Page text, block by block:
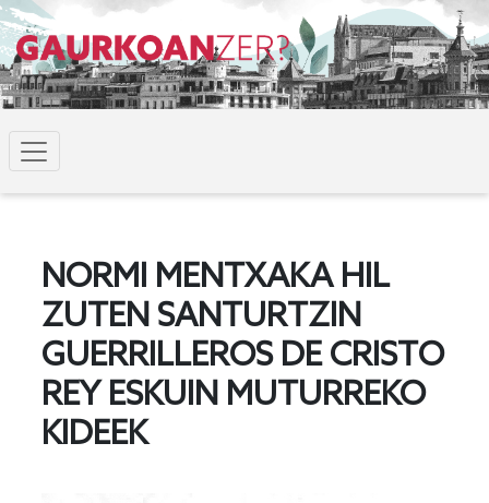
NORMI MENTXAKA HIL
ZUTEN SANTURTZIN
GUERRILLEROS DE CRISTO
REY ESKUIN MUTURREKO
KIDEEK